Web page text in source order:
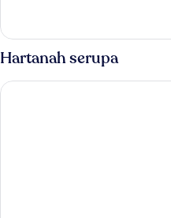
Suite
Hartanah serupa
Harbour 10 Hotel